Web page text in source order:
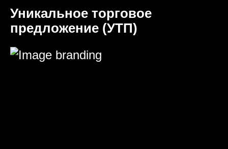
Уникальное торговое
предложение (УТП)